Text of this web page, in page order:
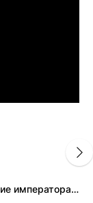
Возвращение императора бессмертных